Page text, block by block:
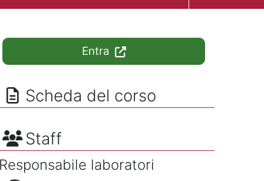
Entra
Scheda del corso
Staff
laboratori